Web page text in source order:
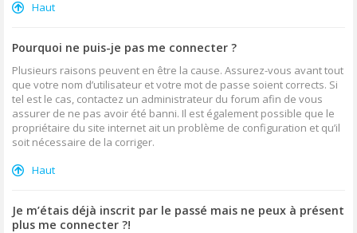
Haut
Pourquoi ne puis-je pas me connecter ?
Plusieurs raisons peuvent en être la cause. Assurez-vous avant tout
que votre nom d’utilisateur et votre mot de passe soient corrects. Si
tel est le cas, contactez un administrateur du forum afin de vous
assurer de ne pas avoir été banni. Il est également possible que le
propriétaire du site internet ait un problème de configuration et qu’il
soit nécessaire de la corriger.
Haut
Je m’étais déjà inscrit par le passé mais ne peux à présent
plus me connecter ?!